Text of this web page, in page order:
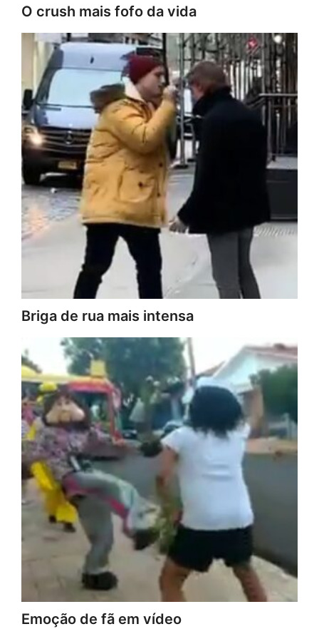
O crush mais fofo da vida
Briga de rua mais intensa
Emoção de fã em vídeo